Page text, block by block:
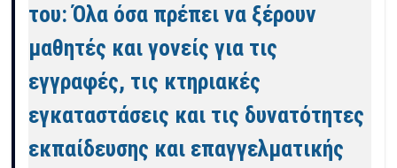
του: Όλα όσα πρέπει να ξέρουν
μαθητές και γονείς για τις
εγγραφές, τις κτηριακές
εγκαταστάσεις και τις δυνατότητες
εκπαίδευσης και επαγγελματικής